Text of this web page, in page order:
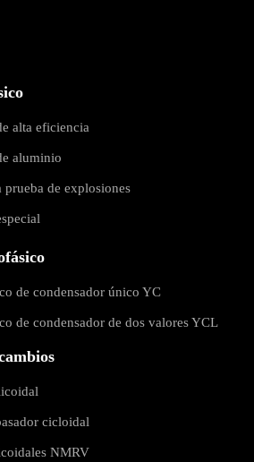
alta eficiencia
aluminio
de explosiones
de condensador único YC
de condensador de dos valores YCL
cicloidal
NMRV